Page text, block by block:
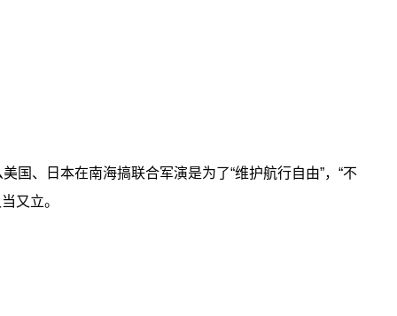
国、日本在南海搞联合军演是为了“维护航行自由”，“不
又立。